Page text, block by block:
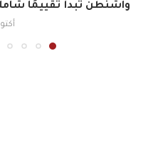
واشنطن تبدأ تقييمًا
أكتوبر 7,